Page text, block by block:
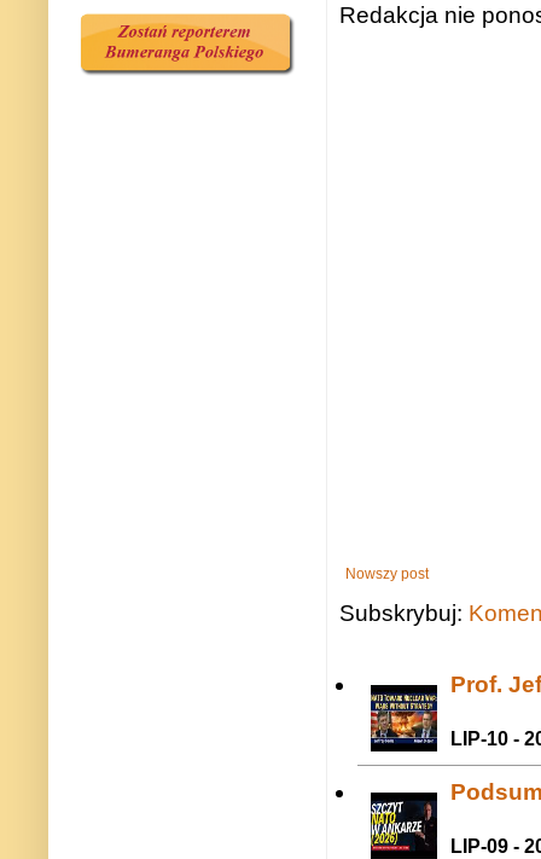
Redakcja nie
Nowszy post
Subskrybuj:
Prof.
LIP-10 -
LIP-09 -